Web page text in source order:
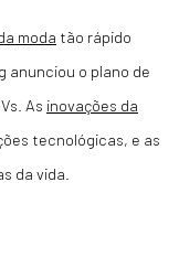
moda tão rápido
anunciou o plano de
As inovações da
tecnológicas, e as
da vida.